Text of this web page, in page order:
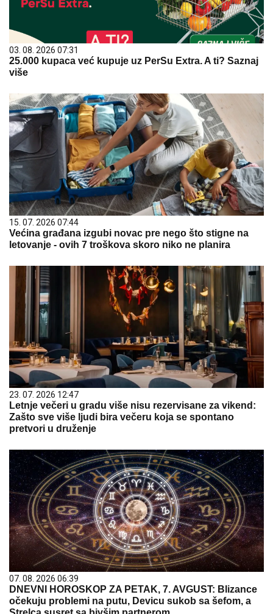
03. 08. 2026 07:31
25.000 kupaca već kupuje uz PerSu Extra. A ti? Saznaj
više
15. 07. 2026 07:44
Većina građana izgubi novac pre nego što stigne na
letovanje - ovih 7 troškova skoro niko ne planira
23. 07. 2026 12:47
Letnje večeri u gradu više nisu rezervisane za vikend:
Zašto sve više ljudi bira večeru koja se spontano
pretvori u druženje
07. 08. 2026 06:39
DNEVNI HOROSKOP ZA PETAK, 7. AVGUST: Blizance
očekuju problemi na putu, Devicu sukob sa šefom, a